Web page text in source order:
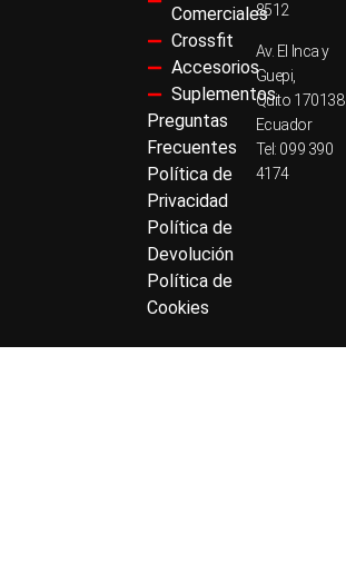
Comerciales
Crossfit
Accesorios
Suplementos
Preguntas
Frecuentes
Política de
Privacidad
Política de
Devolución
Política de
Cookies
8512
Av. El Inca y
Guepi,
Quito 170138
Ecuador
Tel: 099 390
4174